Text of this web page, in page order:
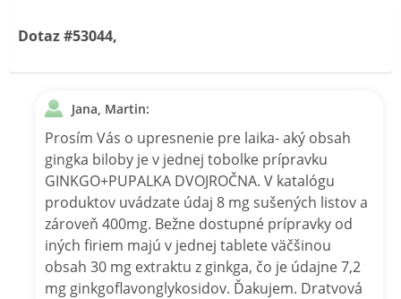
Dotaz #53044,
Jana, Martin:
Prosím Vás o upresnenie pre laika- aký obsah
gingka biloby je v jednej tobolke prípravku
GINKGO+PUPALKA DVOJROČNA. V katalógu
produktov uvádzate údaj 8 mg sušených listov a
zároveň 400mg. Bežne dostupné prípravky od
iných firiem majú v jednej tablete väčšinou
obsah 30 mg extraktu z ginkga, čo je údajne 7,2
mg ginkgoflavonglykosidov. Ďakujem. Dratvová